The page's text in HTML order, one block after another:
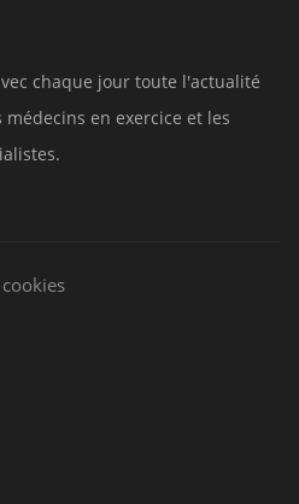
chaque jour toute l'actualité
en exercice et les